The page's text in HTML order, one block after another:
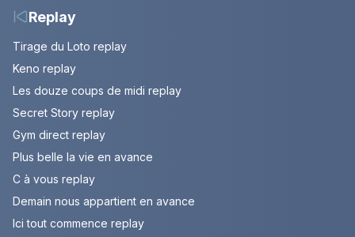
Replay
Tirage du Loto replay
Keno replay
Les douze coups de midi replay
Secret Story replay
Gym direct replay
Plus belle la vie en avance
C à vous replay
Demain nous appartient en avance
Ici tout commence replay